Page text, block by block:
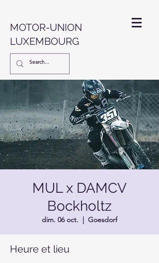
MOTOR-UNION
LUXEMBOURG
MUL x DAMCV
Bockholtz
dim. 06 oct.
  |
Goesdorf
Heure et lieu